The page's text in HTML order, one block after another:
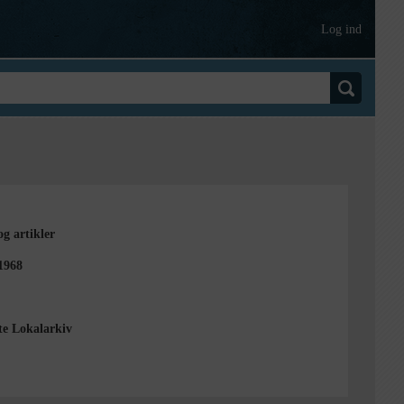
Log ind
artikler
Lokalarkiv